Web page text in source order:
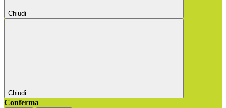
Chiudi
Chiudi
Conferma